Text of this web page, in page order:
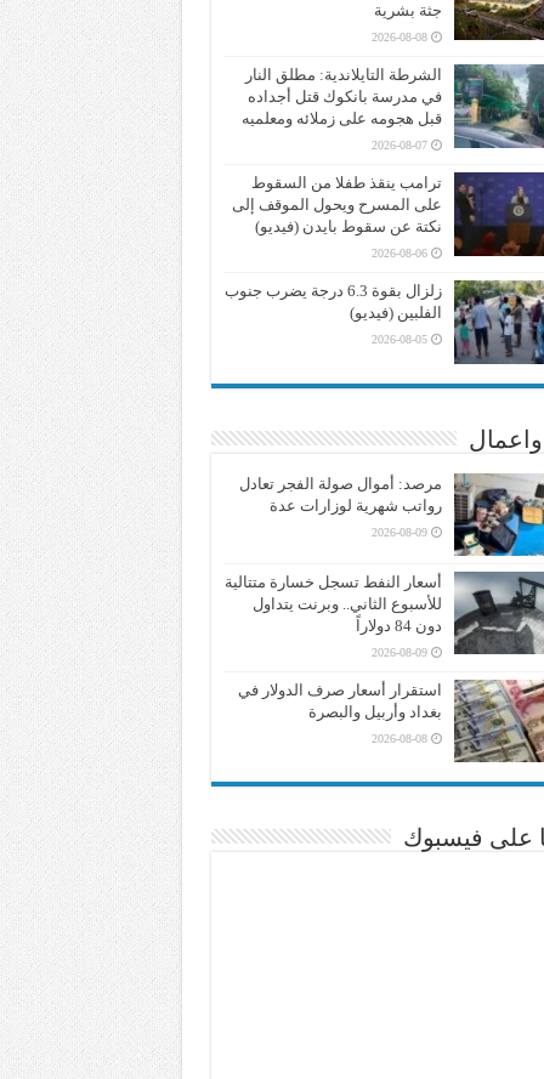
جثة بشرية
2026-08-08
الشرطة التايلاندية: مطلق النار
في مدرسة بانكوك قتل أجداده
قبل هجومه على زملائه ومعلميه
2026-08-07
ترامب ينقذ طفلا من السقوط
على المسرح ويحول الموقف إلى
نكتة عن سقوط بايدن (فيديو)
2026-08-06
زلزال بقوة 6.3 درجة يضرب جنوب
الفلبين (فيديو)
2026-08-05
مرصد: أموال صولة الفجر تعادل
رواتب شهرية لوزارات عدة
2026-08-09
أسعار النفط تسجل خسارة متتالية
للأسبوع الثاني.. وبرنت يتداول
دون 84 دولاراً
2026-08-09
استقرار أسعار صرف الدولار في
بغداد وأربيل والبصرة
2026-08-08
على فيسبوك